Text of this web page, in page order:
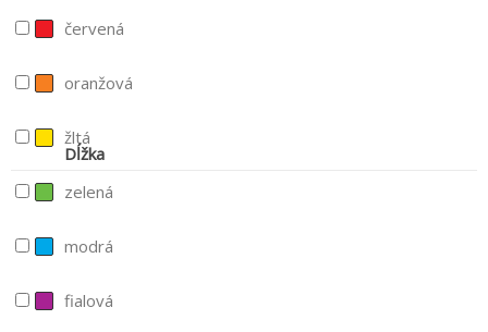
červená
oranžová
žltá
zelená
modrá
fialová
Dĺžka